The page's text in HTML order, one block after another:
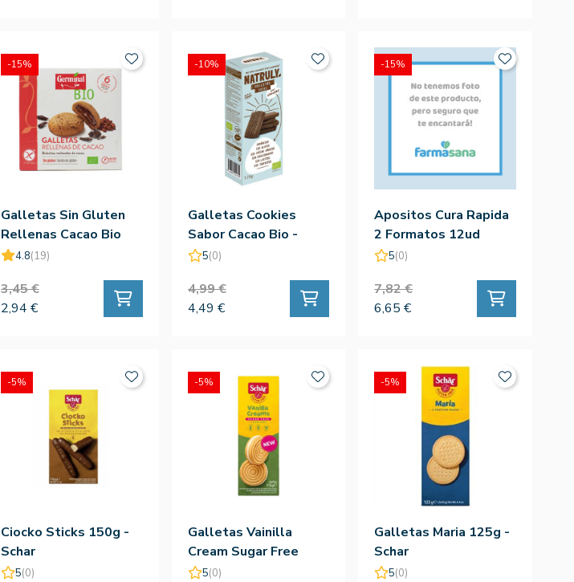
Galletas Sin Gluten
Rellenas Cacao Bio
200g - Germinal
4.8(19)
3,45 €
2,94 €
-15%
Galletas Cookies
Sabor Cacao Bio -
Natruly
5(0)
4,99 €
4,49 €
-10%
Apositos Cura Rapida
2 Formatos 12ud
5(0)
7,82 €
6,65 €
-15%
Ciocko Sticks 150g -
Schar
5(0)
-5%
Galletas Vainilla
Cream Sugar Free
115g - Schar
5(0)
-5%
Galletas Maria 125g -
Schar
5(0)
-5%